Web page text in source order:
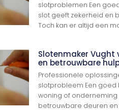
slotproblemen Een
slot geeft zekerheid en
Toch kan er altijd een
Slotenmaker Vught
en betrouwbare
Professionele
slotprobleem Een goed
woning of onderneming
betrouwbare deuren en